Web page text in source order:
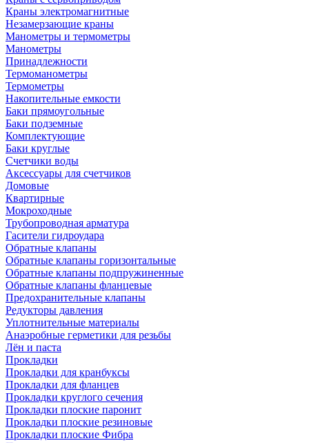
Краны электромагнитные
Незамерзающие краны
Манометры и термометры
Манометры
Принадлежности
Термоманометры
Термометры
Накопительные емкости
Баки прямоугольные
Баки подземные
Комплектующие
Баки круглые
Счетчики воды
Аксессуары для счетчиков
Домовые
Квартирные
Мокроходные
Трубопроводная арматура
Гасители гидроудара
Обратные клапаны
Обратные клапаны горизонтальные
Обратные клапаны подпружиненные
Обратные клапаны фланцевые
Предохранительные клапаны
Редукторы давления
Уплотнительные материалы
Анаэробные герметики для резьбы
Лён и паста
Прокладки
Прокладки для кранбуксы
Прокладки для фланцев
Прокладки круглого сечения
Прокладки плоские паронит
Прокладки плоские резиновые
Прокладки плоские Фибра